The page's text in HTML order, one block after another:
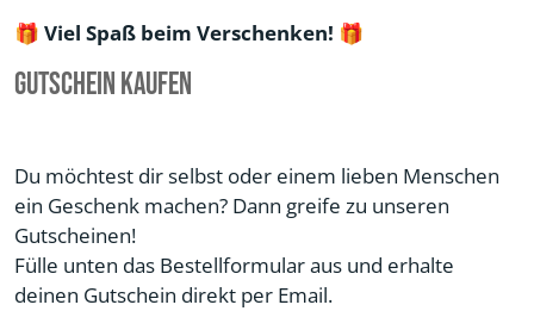
🎁 Viel Spaß beim Verschenken! 🎁
Gutschein kaufen
Du möchtest dir selbst oder einem lieben Menschen
ein Geschenk machen? Dann greife zu unseren
Gutscheinen!
Fülle unten das Bestellformular aus und erhalte
deinen Gutschein direkt per Email.